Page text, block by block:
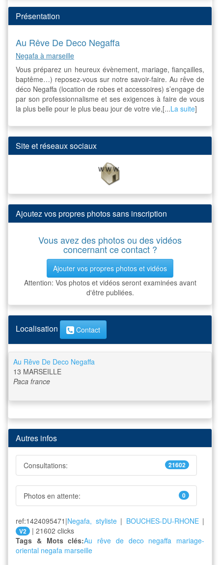
Présentation
Au Rêve De Deco Negaffa
Negafa à marseille
Vous préparez un heureux évènement, mariage, fiançailles,
baptême…) reposez-vous sur notre savoir-faire. Au rêve de
déco Negaffa (location de robes et accessoires) s’engage de
par son professionnalisme et ses exigences à faire de vous
la plus belle pour le plus beau jour de votre vie,[...La suite]
Site et réseaux sociaux
Ajoutez vos propres photos sans inscription
Vous avez des photos ou des vidéos
concernant ce contact ?
Ajouter vos propres photos et vidéos
Attention: Vos photos et vidéos seront examinées avant
d'être publiées.
Localisation Contact
Au Rêve De Deco Negaffa
13 MARSEILLE
Paca france
Autres infos
Consultations: 21602
Photos en attente: 0
ref:1424095471|Negafa, styliste| BOUCHES-DU-RHONE|
V2
| 21602 clicks
Tags & Mots clés:Au rêve de deco negaffa mariage-
oriental negafa marseille